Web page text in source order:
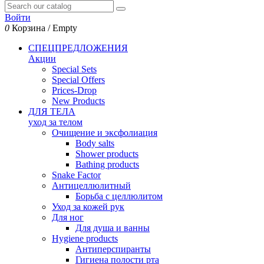
Войти
0 Корзина /Empty
СПЕЦПРЕДЛОЖЕНИЯ
Акции
Special Sets
Special Offers
Prices-Drop
New Products
ДЛЯ ТЕЛА
уход за телом
Oчищение и эксфолиация
Body salts
Shower products
Bathing products
Snake Factor
Антицеллюлитный
Борьба с целлюлитом
Уход за кожей рук
Для ног
Для душа и ванны
Hygiene products
Антиперспиранты
Гигиена полости рта